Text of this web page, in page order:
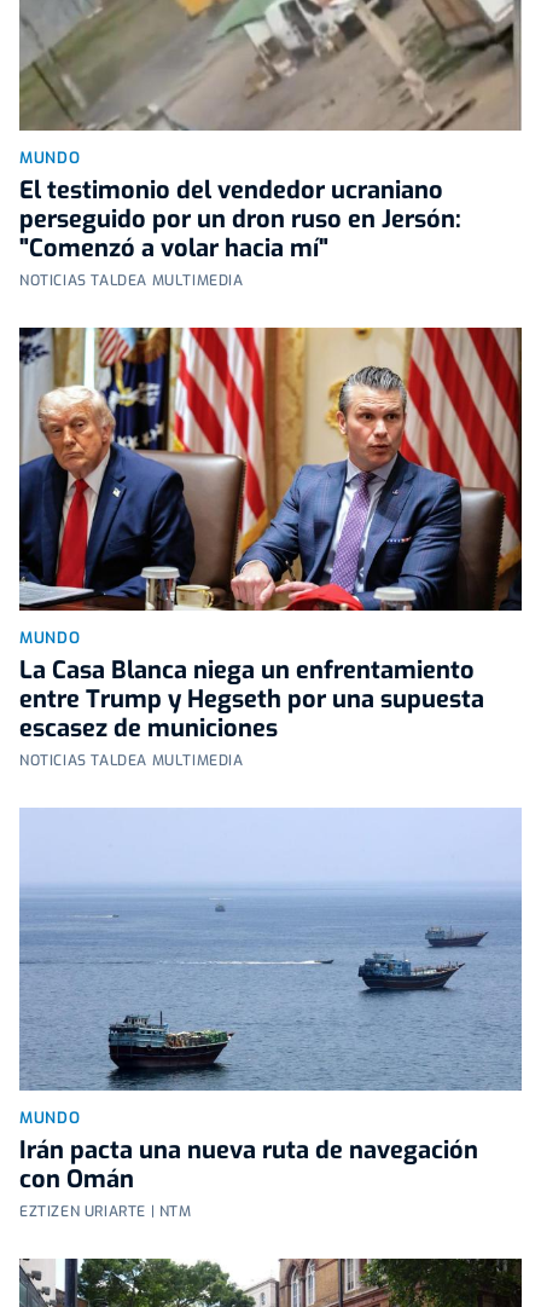
MUNDO
El testimonio del vendedor ucraniano
perseguido por un dron ruso en Jersón:
"Comenzó a volar hacia mí"
NOTICIAS TALDEA MULTIMEDIA
MUNDO
La Casa Blanca niega un enfrentamiento
entre Trump y Hegseth por una supuesta
escasez de municiones
NOTICIAS TALDEA MULTIMEDIA
MUNDO
Irán pacta una nueva ruta de navegación
con Omán
EZTIZEN URIARTE | NTM